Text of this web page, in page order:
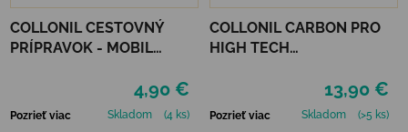
COLLONIL CESTOVNÝ
PRÍPRAVOK - MOBIL
4,90 €
Pozrieť viac Skladom (4 ks)
COLLONIL CARBON PRO
HIGH TECH
13,90 €
Pozrieť viac Skladom (>5 ks)